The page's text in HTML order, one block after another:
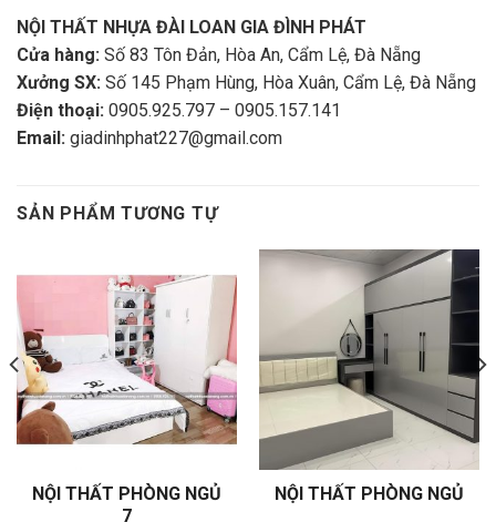
NỘI THẤT NHỰA ĐÀI LOAN GIA ĐÌNH PHÁT
Cửa hàng: Số 83 Tôn Đản, Hòa An, Cẩm Lệ, Đà Nẵng
Xưởng SX: Số 145 Phạm Hùng, Hòa Xuân, Cẩm Lệ, Đà Nẵng
Điện thoại: 0905.925.797 – 0905.157.141
Email: giadinhphat227@gmail.com
SẢN PHẨM TƯƠNG TỰ
NỘI THẤT PHÒNG NGỦ
7
NỘI THẤT PHÒNG NGỦ